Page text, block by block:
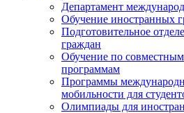
Департамент
Обучение иностранных
Подготовительное
граждан
Обучение по
программам
Программы
мобильности для
Олимпиады для